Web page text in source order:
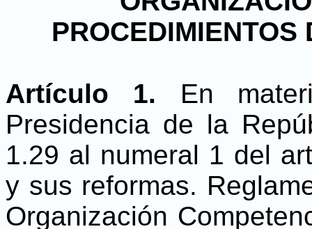
PROCEDIMIENTOS
Artículo 1. En
Presidencia de la
1.29 al numeral 1 del
y sus reformas.
Organización